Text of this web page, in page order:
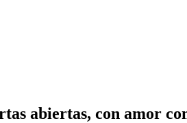
abiertas, con amor